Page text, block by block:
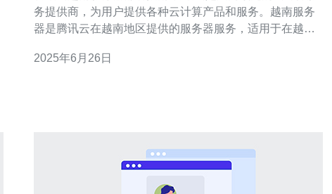
务提供商，为用户提供各种云计算产品和服务。越南服务
器是腾讯云在越南地区提供的服务器服务，适用于在越南
控制台页面。在控制台页面选择越南地区，即可开始部署
2025年6月26日